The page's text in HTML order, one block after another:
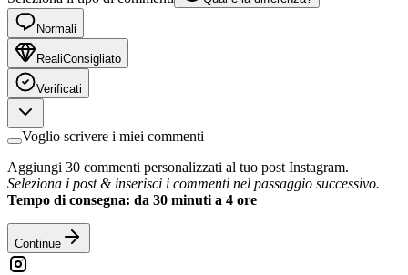
Normali
RealiConsigliato
Verificati
Voglio scrivere i miei commenti
Aggiungi 30 commenti personalizzati al tuo post Instagram.
Seleziona i post & inserisci i commenti nel passaggio successivo.
Tempo di consegna: da 30 minuti a 4 ore
Continue